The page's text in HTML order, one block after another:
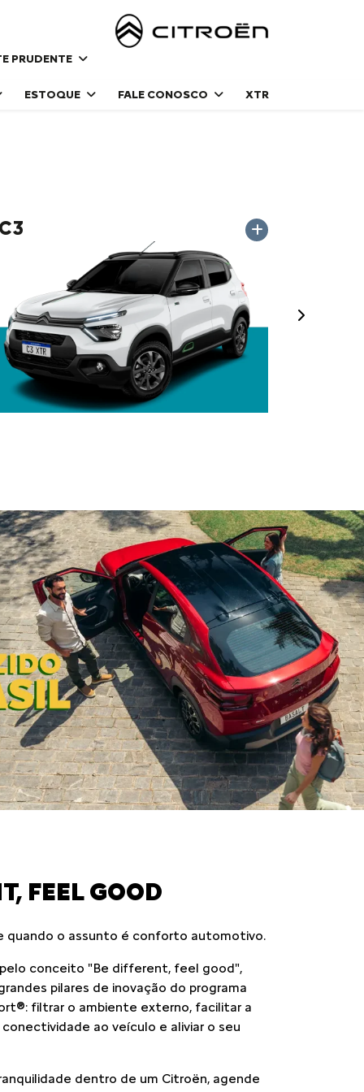
PRUDENTE
ESTOQUE FALE CONOSCO XTR
Próximo
FEEL GOOD
quando o assunto é conforto automotivo.
conceito "Be different, feel good",
pilares de inovação do programa
filtrar o ambiente externo, facilitar a
ao veículo e aliviar o seu
dentro de um Citroën, agende